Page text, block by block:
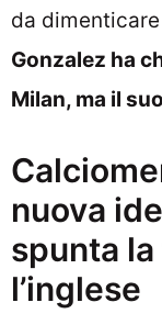
da
Gonzalez ha
Milan, ma il
nuova
spunta
l’inglese